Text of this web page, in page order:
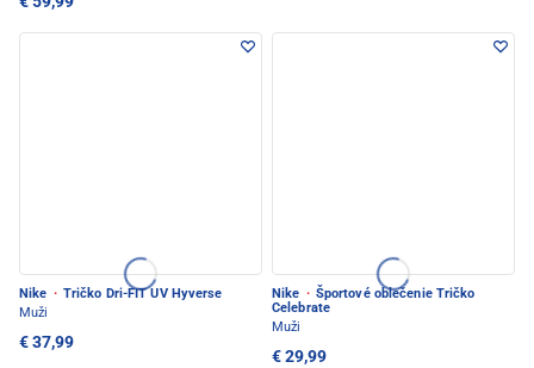
Nike · Tričko Dri-FIT UV Hyverse
Muži
€ 37,99
Nike · Športové oblečenie Tričko
Celebrate
Muži
€ 29,99